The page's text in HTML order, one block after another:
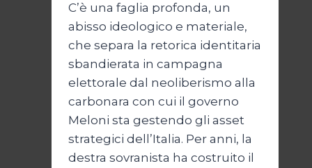
C’è una faglia profonda, un
abisso ideologico e materiale,
che separa la retorica identitaria
sbandierata in campagna
elettorale dal neoliberismo alla
carbonara con cui il governo
Meloni sta gestendo gli asset
strategici dell’Italia. Per anni, la
destra sovranista ha costruito il